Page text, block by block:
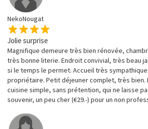
NekoNougat
Jolie surprise
Magnifique demeure très bien rénovée,
très bonne literie. Endroit convivial, très beau
si le temps le permet. Accueil très
propriétaire. Petit déjeuner complet, très bien.
cuisine simple, sans prétention, qui ne laisse
souvenir, un peu cher (€29.-) pour un non